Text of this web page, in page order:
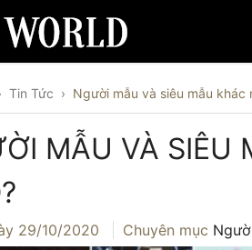
Tin Tức › Người mẫu và siêu mẫu khác
MẪU VÀ SIÊU
29/10/2020 Chuyên mục